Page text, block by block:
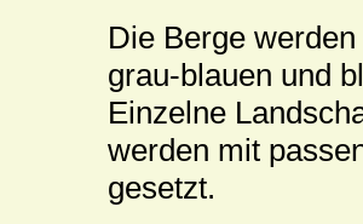
Die Berge
grau-blauen und
Einzelne
werden mit
gesetzt.